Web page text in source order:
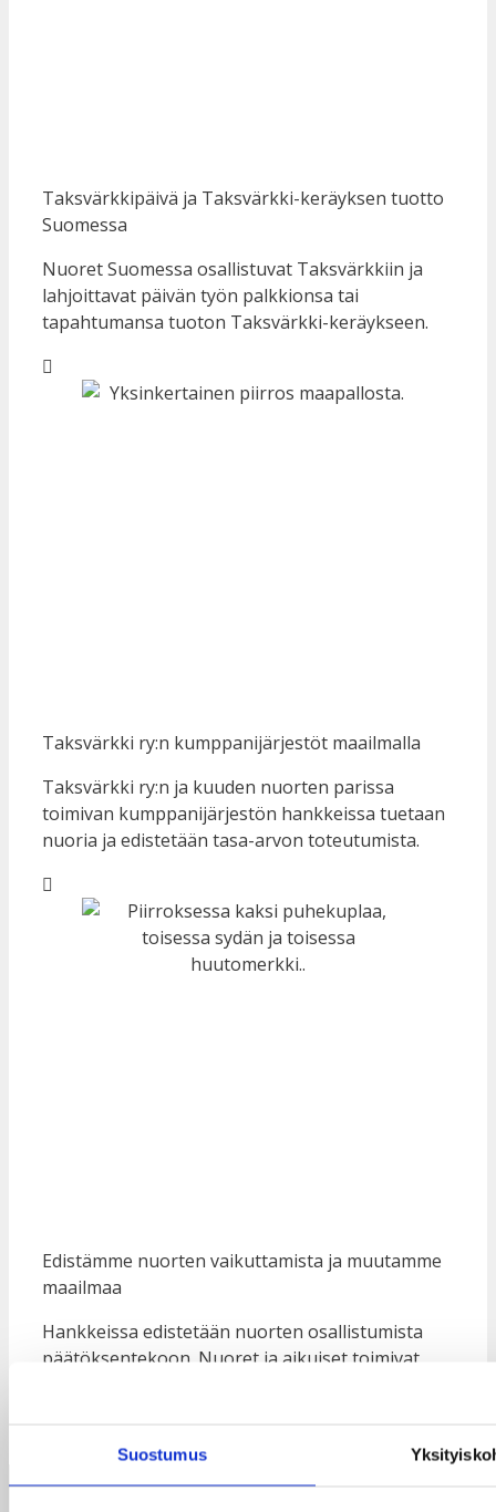
Suostumus
Taksvärkkipäivä ja Taksvärkki-keräyksen tuotto
Suomessa
Nuoret Suomessa osallistuvat Taksvärkkiin ja
lahjoittavat päivän työn palkkionsa tai
tapahtumansa tuoton Taksvärkki-keräykseen.
Taksvärkki ry:n kumppanijärjestöt maailmalla
Taksvärkki ry:n ja kuuden nuorten parissa
toimivan kumppanijärjestön hankkeissa tuetaan
nuoria ja edistetään tasa-arvon toteutumista.
Edistämme nuorten vaikuttamista ja muutamme
maailmaa
Hankkeissa edistetään nuorten osallistumista
päätöksentekoon. Nuoret ja aikuiset toimivat